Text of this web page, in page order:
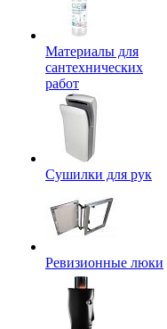
Материалы для
сантехнических
работ
Сушилки для рук
Ревизионные люки